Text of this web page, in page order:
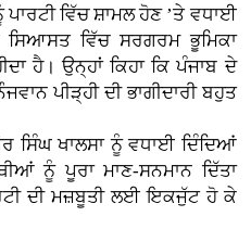
ਵਿੱਚ ਸ਼ਾਮਲ ਹੋਣ ’ਤੇ ਵਧਾਈ
ਸਿਆਸਤ ਵਿੱਚ ਸਰਗਰਮ ਭੂਮਿਕਾ
ਹੈ। ਉਨ੍ਹਾਂ ਕਿਹਾ ਕਿ ਪੰਜਾਬ ਦੇ
ਪੀੜ੍ਹੀ ਦੀ ਭਾਗੀਦਾਰੀ ਬਹੁਤ
ਸਿੰਘ ਖਾਲਸਾ ਨੂੰ ਵਧਾਈ ਦਿੰਦਿਆਂ
ਨੂੰ ਪੂਰਾ ਮਾਣ-ਸਨਮਾਨ ਦਿੱਤਾ
ਦੀ ਮਜ਼ਬੂਤੀ ਲਈ ਇਕਜੁੱਟ ਹੋ ਕੇ